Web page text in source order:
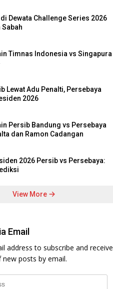
Dewata Challenge Series 2026
Sabah
Timnas Indonesia vs Singapura
Lewat Adu Penalti, Persebaya
2026
Persib Bandung vs Persebaya
dan Ramon Cadangan
2026 Persib vs Persebaya:
View More
Email
address to subscribe and receive
posts by email.